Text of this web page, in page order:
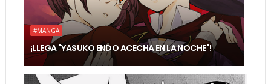
#MANGA
¡LLEGA "YASUKO ENDO ACECHA EN LA NOCHE"!